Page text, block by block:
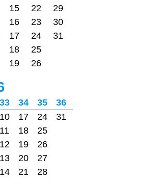
15 22
29
16 23
30
17 24
31
18
25
19 26
33 34 35
36
10 17 24
31
11 18
25
12 19
26
13 20
27
14 21
28